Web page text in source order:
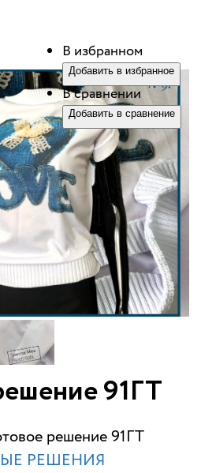
91ГТ
решение 91ГТ
РЕШЕНИЯ
В избранном
Добавить в избранное
В сравнении
Добавить в сравнение